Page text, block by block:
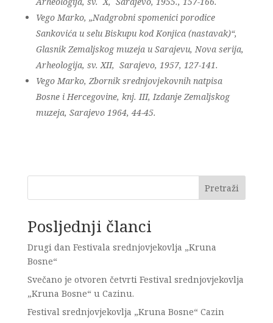
Vego Marko, „Nadgrobni spomenici porodice
Sankovića u selu Biskupu kod Konjica (nastavak)“,
Glasnik Zemaljskog muzeja u Sarajevu, Nova serija,
Arheologija, sv. XII, Sarajevo, 1957, 127-141.
Vego Marko, Zbornik srednjovjekovnih natpisa
Bosne i Hercegovine, knj. III, Izdanje Zemaljskog
muzeja, Sarajevo 1964, 44-45.
Pretraži
Posljednji članci
Drugi dan Festivala srednjovjekovlja „Kruna
Bosne“
Svečano je otvoren četvrti Festival srednjovjekovlja
„Kruna Bosne“ u Cazinu.
Festival srednjovjekovlja „Kruna Bosne“ Cazin